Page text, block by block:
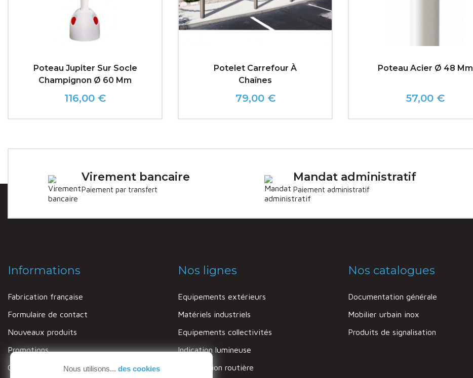
Poteau Jupiter Sur Socle
Champignon Ø 60 Mm
Prix
116,00 €
Potelet Carrefour À
Chaînes
Prix
79,00 €
Poteau Acier Ø 48 Mm
Prix
57,00 €
Virement bancaire
Paiement par transfert
Mandat administratif
Paiement administratif
Informations
Fabrication française
Formulaire de contact
Nouveaux produits
Promotions
Garantie
Nos lignes
Equipements extérieurs
Matériels industriels
Equipements collectivités
Indication lumineuse
Signalisation routière
Nos catalogues
Documentation générale
Mobilier urbain inox
Produits de signalisation
Nous utilisons... des cookies